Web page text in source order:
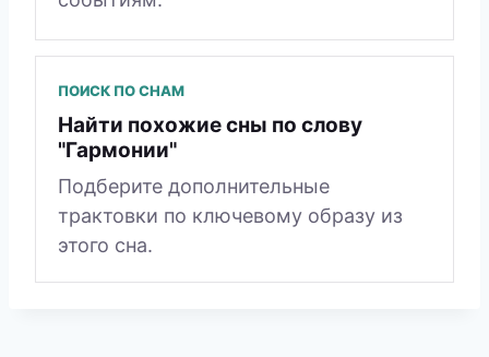
ПОИСК ПО СНАМ
Найти похожие сны по слову
"Гармонии"
Подберите дополнительные
трактовки по ключевому образу из
этого сна.